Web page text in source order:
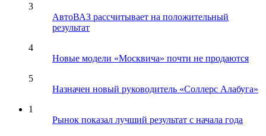
3
АвтоВАЗ рассчитывает на положительный
результат
4
Новые модели «Москвича» почти не продаются
5
Назначен новый руководитель «Соллерс Алабуга»
1
Рынок показал лучший результат с начала года